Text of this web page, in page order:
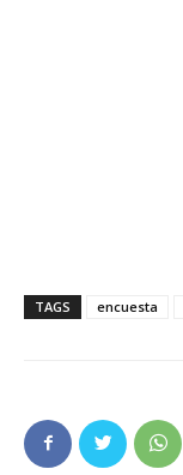
TAGS encuesta